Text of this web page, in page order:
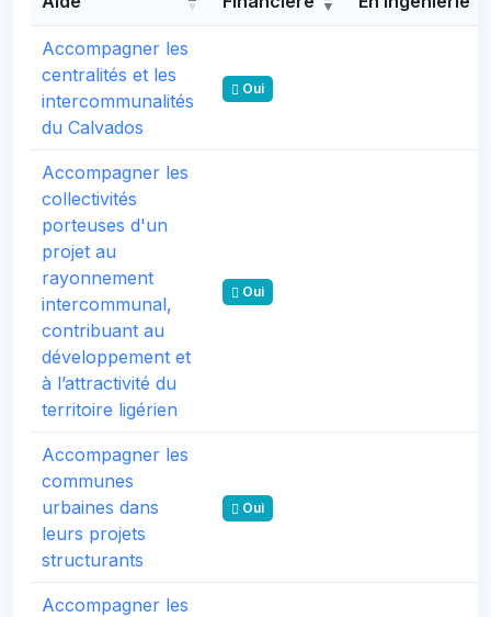
Accompagner les
centralités et les
intercommunalités
du Calvados
Oui
Accompagner les
collectivités
porteuses d'un
projet au
rayonnement
intercommunal,
contribuant au
développement et
à l’attractivité du
territoire ligérien
Oui
Accompagner les
communes
urbaines dans
leurs projets
structurants
Oui
Accompagner les